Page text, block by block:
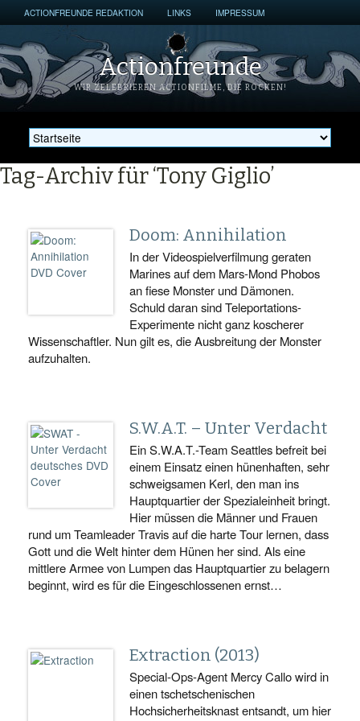
ACTIONFREUNDE REDAKTION LINKS IMPRESSUM
Actionfreunde
WIR ZELEBRIEREN ACTIONFILME, DIE ROCKEN!
Tag-Archiv für ‘Tony Giglio’
Doom: Annihilation
In der Videospielverfilmung geraten
Marines auf dem Mars-Mond Phobos
an fiese Monster und Dämonen.
Schuld daran sind Teleportations-
Experimente nicht ganz koscherer
Wissenschaftler. Nun gilt es, die Ausbreitung der Monster
aufzuhalten.
S.W.A.T. – Unter Verdacht
Ein S.W.A.T.-Team Seattles befreit bei
einem Einsatz einen hünenhaften, sehr
schweigsamen Kerl, den man ins
Hauptquartier der Spezialeinheit bringt.
Hier müssen die Männer und Frauen
rund um Teamleader Travis auf die harte Tour lernen, dass
Gott und die Welt hinter dem Hünen her sind. Als eine
mittlere Armee von Lumpen das Hauptquartier zu belagern
beginnt, wird es für die Eingeschlossenen ernst…
Extraction (2013)
Special-Ops-Agent Mercy Callo wird in
einen tschetschenischen
Hochsicherheitsknast entsandt, um hier